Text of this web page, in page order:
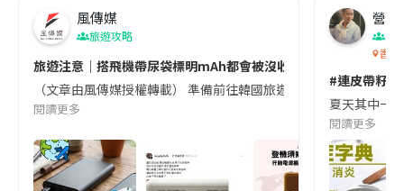
風傳媒
旅遊攻略
旅遊注意｜搭飛機帶尿袋標明mAh都會被沒收😱出發前切記檢查
（文章由風傳媒授權轉載） 準備前往韓國旅遊的民眾，近期要
閱讀更多
營養
香港
#連皮帶籽
夏天其中一
閱讀更多